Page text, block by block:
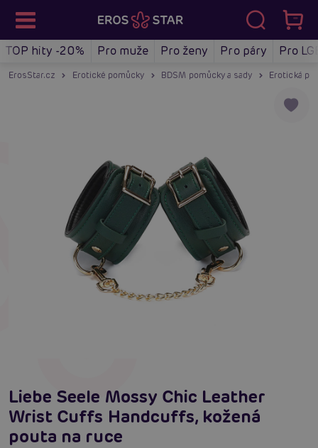
TOP hity -20% Pro muže Pro ženy Pro páry Pro
ErosStar.cz Erotické pomůcky BDSM pomůcky a sady Erotická
Liebe Seele Mossy Chic Leather
Wrist Cuffs Handcuffs, kožená
pouta na ruce